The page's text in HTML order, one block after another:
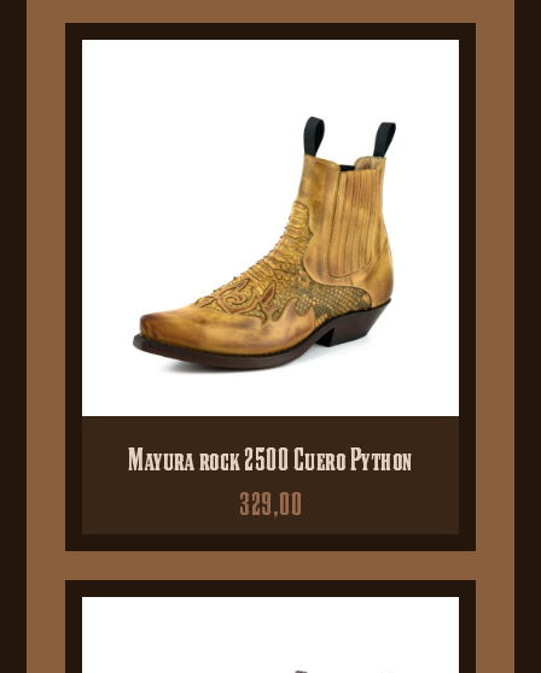
Mayura rock 2500 Cuero Python
329,00